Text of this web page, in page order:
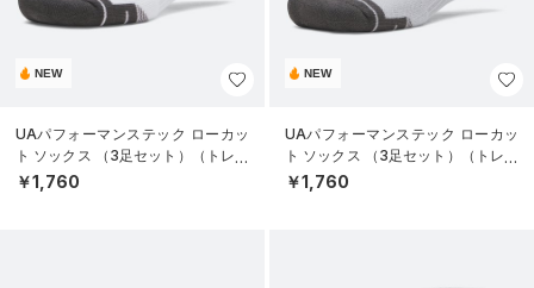
NEW
UAパフォーマンステック ローカッ
ト ソックス （3足セット）（トレー
ニング/UNISEX）
￥1,760
NEW
UAパフォーマンステック ローカッ
ト ソックス （3足セット）（トレー
ニング/UNISEX）
￥1,760